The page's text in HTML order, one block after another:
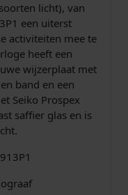
9
8
,
0
licht), van
een uiterst
activiteiten mee te
heeft een
wijzerplaat met
band en een
Seiko Prospex
saffier glas en is